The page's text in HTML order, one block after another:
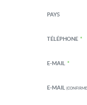
PAYS
TÉLÉPHONE *
E-MAIL *
E-MAIL